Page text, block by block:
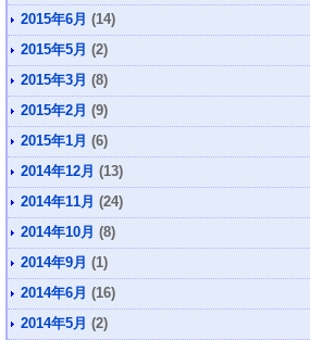
2015年6月 (14)
2015年5月 (2)
2015年3月 (8)
2015年2月 (9)
2015年1月 (6)
2014年12月 (13)
2014年11月 (24)
2014年10月 (8)
2014年9月 (1)
2014年6月 (16)
2014年5月 (2)